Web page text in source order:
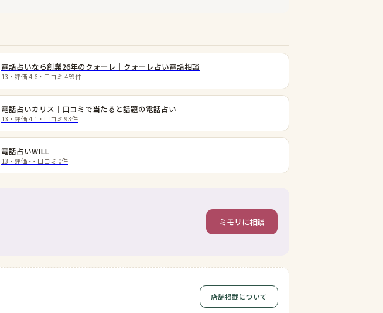
電話占いなら創業26年のクォーレ｜クォーレ占い電話相談
13 ・評価 4.6 ・口コミ 459件
電話占いカリス｜口コミで当たると話題の電話占い
13 ・評価 4.1 ・口コミ 93件
電話占いWILL
13 ・評価 - ・口コミ 0件
ミモリに相談
店舗掲載について